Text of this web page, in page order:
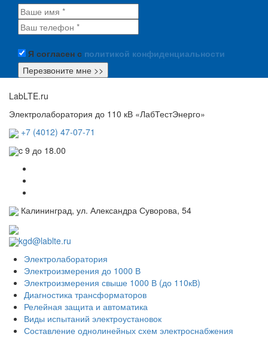
Я согласен с политикой конфиденциальности
LabLTE.ru
Электролаборатория до 110 кВ «ЛабТестЭнерго»
+7 (4012) 47-07-71
c 9 до 18.00
Калининград, ул. Александра Суворова, 54
kgd@lablte.ru
Электролаборатория
Электроизмерения до 1000 В
Электроизмерения свыше 1000 В (до 110кВ)
Диагностика трансформаторов
Релейная защита и автоматика
Виды испытаний электроустановок
Составление однолинейных схем электроснабжения